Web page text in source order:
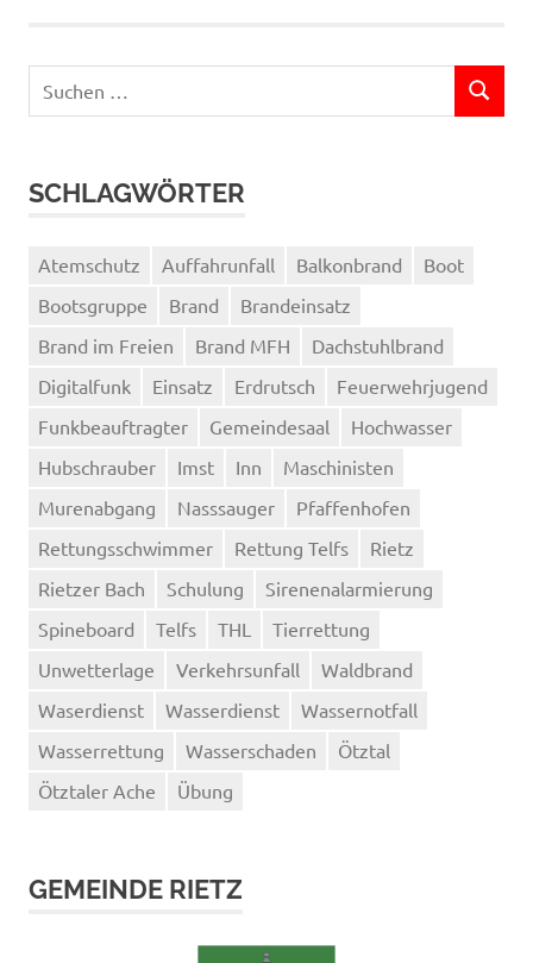
nach:
SUCHEN
SCHLAGWÖRTER
Atemschutz Auffahrunfall Balkonbrand
Boot
Bootsgruppe
Brand
Brandeinsatz
Brand im Freien
Brand MFH
Dachstuhlbrand
Digitalfunk
Einsatz Erdrutsch
Feuerwehrjugend
Funkbeauftragter
Gemeindesaal
Hochwasser
Hubschrauber
Imst Inn
Maschinisten
Murenabgang
Nasssauger
Pfaffenhofen
Rettungsschwimmer
Rettung Telfs
Rietz
Rietzer Bach
Schulung
Sirenenalarmierung
Spineboard
Telfs THL
Tierrettung
Unwetterlage
Verkehrsunfall
Waldbrand
Waserdienst
Wasserdienst
Wassernotfall
Wasserrettung
Wasserschaden
Ötztal
Ötztaler Ache
Übung
GEMEINDE RIETZ